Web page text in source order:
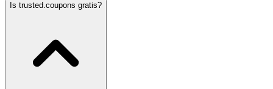
Is trusted.coupons gratis?